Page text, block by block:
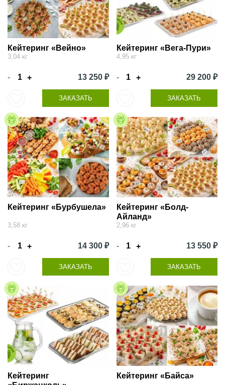
Кейтеринг «Вейно»
3,04 кг
- + 13 250 ₽
ЗАКАЗАТЬ
Кейтеринг «Вега-Пури»
4,95 кг
- + 29 200 ₽
ЗАКАЗАТЬ
Кейтеринг «Бурбушела»
3,58 кг
- + 14 300 ₽
ЗАКАЗАТЬ
Кейтеринг «Болд-
Айланд»
2,96 кг
- + 13 550 ₽
ЗАКАЗАТЬ
Кейтеринг
Кейтеринг «Байса»